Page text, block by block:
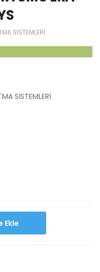
SİSTEMLERİ
SİSTEMLERİ
Sepete Ekle